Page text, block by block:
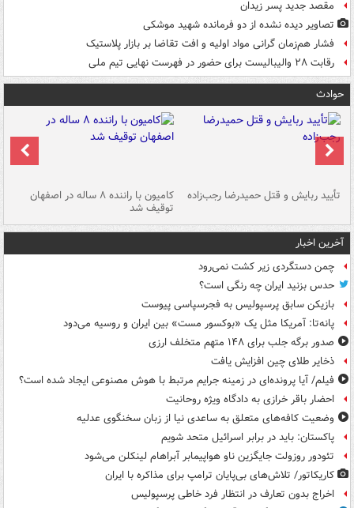
مقصد جدید پسر زیدان
تصاویر دیده‌ نشده از دو فرمانده شهید موشکی
فشار هم‌زمان گرانی مواد اولیه و افت تقاضا بر بازار پلاستیک
رقابت ۲۸ والیبالیست برای حضور در فهرست نهایی تیم ملی
حوادث
تأیید ربایش و قتل حمیدرضا رجب‌زاده کامیون با راننده ۸ ساله در اصفهان
توقیف شد
آخرین اخبار
چمن دستگردی زیر کشت نمی‌رود
حدس بزنید ایران چه رنگی است؟
بازیکن سابق پرسپولیس به فجرسپاسی پیوست
پانه‌تا: آمریکا مثل یک «بوکسور مست» بین ایران و روسیه می‌دود
صدور برگه جلب برای ۱۴۸ متهم متخلف ارزی
ذخایر طلای چین افزایش یافت
فیلم/ آیا پرونده‌ای در زمینه جرایم مرتبط با هوش مصنوعی ایجاد شده است؟
احضار باقر خرازی به دادگاه ویژه روحانیت
وضعیت کافه‌های متعلق به ساعدی نیا از زبان سخنگوی عدلیه
پاکستان: باید در برابر اسرائیل متحد شویم
تئودور روزولت جایگزین ناو هواپیمابر آبراهام لینکلن می‌شود
کاریکاتور/ تلاش‌های بی‌پایان ترامپ برای مذاکره با ایران
اخراج بدون تعارف در انتظار فرد خاطی پرسپولیس